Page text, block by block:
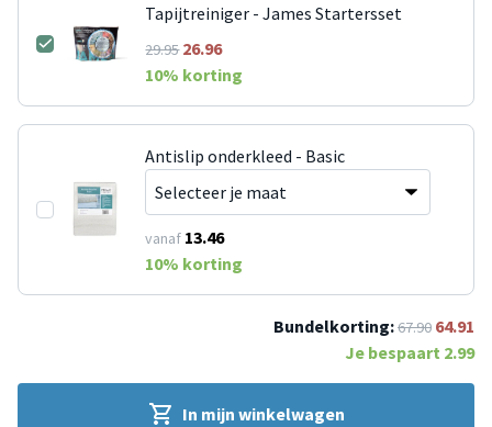
Tapijtreiniger - James Startersset
29.9526.96
10% korting
Antislip onderkleed - Basic
vanaf 13.46
10% korting
Bundelkorting:67.90 64.91
Je bespaart 2.99
In mijn winkelwagen